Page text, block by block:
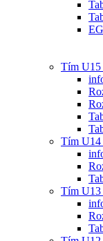
Tím U15
Tím U14
Tím U13